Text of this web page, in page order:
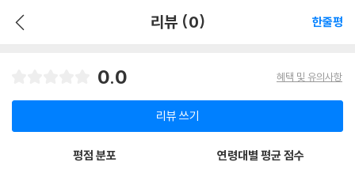
리뷰 (0) 한줄평
0.0 혜택 및 유의사항
리뷰 쓰기
평점 분포 연령대별 평균 점수